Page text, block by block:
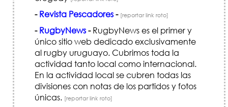
- Revista Pescadores- [reportar link roto]
- RugbyNews-RugbyNews es el primer y
único sitio web dedicado exclusivamente
al rugby uruguayo. Cubrimos toda la
actividad tanto local como internacional.
En la actividad local se cubren todas las
divisiones con notas de los partidos y fotos
únicas. [reportar link roto]